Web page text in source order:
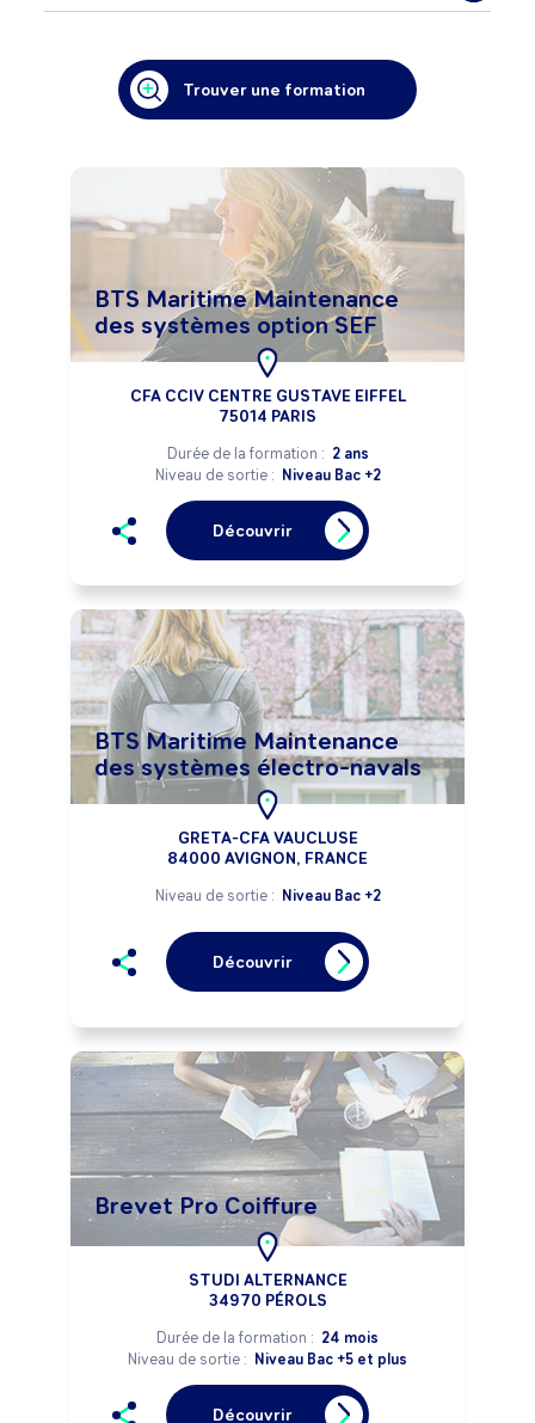
Trouver une formation
BTS Maritime Maintenance
des systèmes option SEF
CFA CCIV CENTRE GUSTAVE EIFFEL
75014 PARIS
Durée de la formation : 2 ans
Niveau de sortie : Niveau Bac +2
Découvrir
BTS Maritime Maintenance
des systèmes électro-navals
GRETA-CFA VAUCLUSE
84000 AVIGNON, FRANCE
Niveau de sortie : Niveau Bac +2
Découvrir
Brevet Pro Coiffure
STUDI ALTERNANCE
34970 PÉROLS
Durée de la formation : 24 mois
Niveau de sortie : Niveau Bac +5 et plus
Découvrir